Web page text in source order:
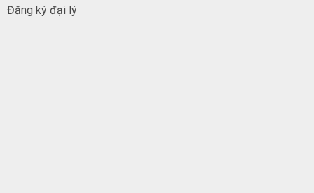
Đăng ký đại lý